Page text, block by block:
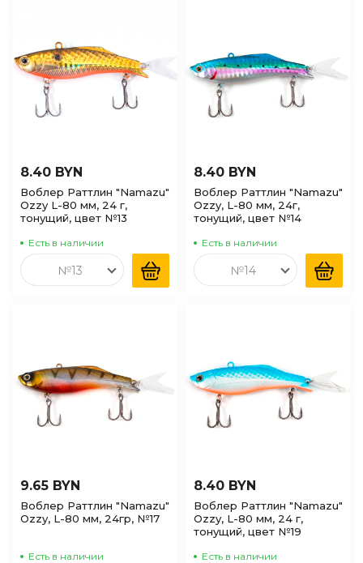
8.40 BYN
Воблер Раттлин "Namazu"
Ozzy L-80 мм, 24 г,
тонущий, цвет №13
Есть в наличии
№13
8.40 BYN
Воблер Раттлин "Namazu"
Ozzy, L-80 мм, 24г,
тонущий, цвет №14
Есть в наличии
№14
9.65 BYN
Воблер Раттлин "Namazu"
Ozzy, L-80 мм, 24гр, №17
Есть в наличии
8.40 BYN
Воблер Раттлин "Namazu"
Ozzy, L-80 мм, 24 г,
тонущий, цвет №19
Есть в наличии